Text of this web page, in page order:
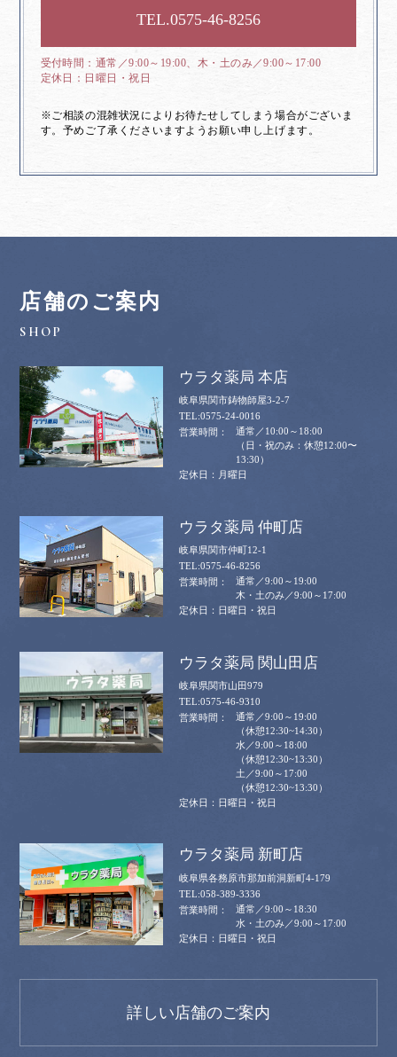
0575-46-8256
通常／9:00～19:00、木・土のみ／9:00～17:00
日曜日・祝日
※ご相談の混雑状況によりお待たせしてしまう場合がございま
す。予めご了承くださいますようお願い申し上げます。
店舗のご案内
ウラタ薬局 本店
岐阜県関市鋳物師屋3-2-7
0575-24-0016
通常／10:00～18:00
（日・祝のみ：休憩12:00〜
13:30）
月曜日
ウラタ薬局 仲町店
岐阜県関市仲町12-1
0575-46-8256
通常／9:00～19:00
木・土のみ／9:00～17:00
日曜日・祝日
ウラタ薬局 関山田店
岐阜県関市山田979
0575-46-9310
通常／9:00～19:00
（休憩12:30~14:30）
水／9:00～18:00
（休憩12:30~13:30）
土／9:00～17:00
（休憩12:30~13:30）
日曜日・祝日
ウラタ薬局 新町店
岐阜県各務原市那加前洞新町4-179
058-389-3336
通常／9:00～18:30
水・土のみ／9:00～17:00
日曜日・祝日
詳しい店舗のご案内